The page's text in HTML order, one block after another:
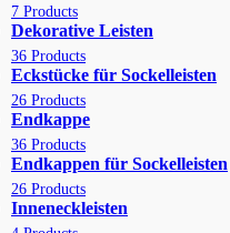
7 Products
Dekorative Leisten
36 Products
Eckstücke für Sockelleisten
26 Products
Endkappe
36 Products
Endkappen für Sockelleisten
26 Products
Inneneckleisten